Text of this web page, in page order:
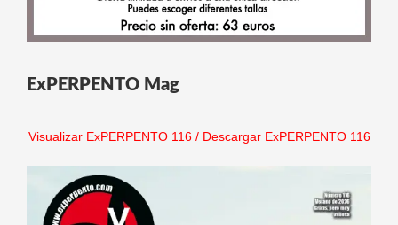
ExPERPENTO Mag
Visualizar ExPERPENTO 116/ Descargar ExPERPENTO 116